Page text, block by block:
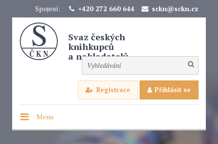
Spojení: +420 272 660 644 sckn@sckn.cz
Svaz českých
knihkupců
a nakladatelů
Registrace Přihlásit se
Menu